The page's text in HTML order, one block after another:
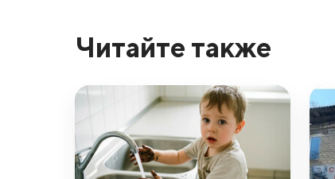
Читайте также